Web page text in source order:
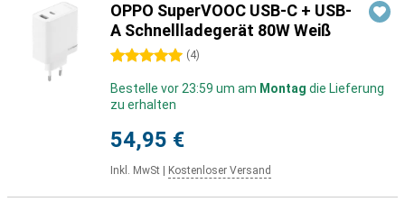
OPPO SuperVOOC USB-C + USB-
A Schnellladegerät 80W Weiß
5 Sterne (4)
Bestelle vor 23:59 um am Montag die Lieferung
zu erhalten
54,95 €
Inkl. MwSt Kostenloser Versand